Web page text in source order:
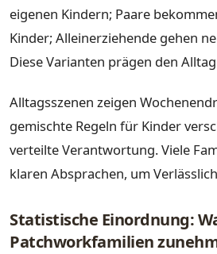
eigenen Kindern; Paare
Kinder; Alleinerziehende gehen
Diese Varianten prägen den
Alltagsszenen zeigen
gemischte Regeln für Kinder
verteilte Verantwortung. Viele
klaren Absprachen, um
Statistische Einordnung:
Patchworkfamilien